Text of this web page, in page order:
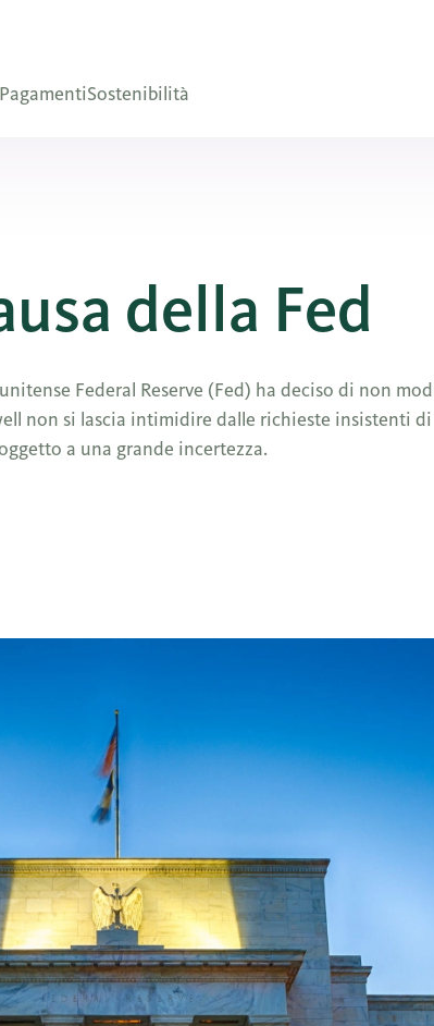
PagamentiSostenibilità
della Fed
Federal Reserve (Fed) ha deciso di non
non si lascia intimidire dalle richieste insistenti
a una grande incertezza.